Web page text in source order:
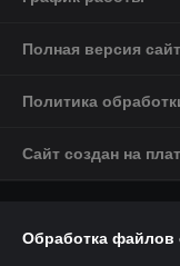
Полная версия
Политика
Сайт создан на
Юридическое лицо:
Обработка файлов